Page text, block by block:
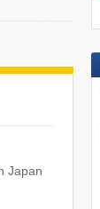
Japan